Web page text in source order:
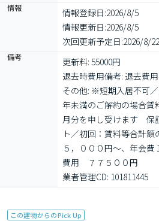
情報 情報登録日:2026/8/5
情報更新日:2026/8/5
次回更新予定日:2026/8/22
備考
更新料: 55000円
退去時費用備考: 退去費
その他: ※短期入居不可
年未満のご解約の場合賃
月分を申し受けます　保
ト／初回：賃料等合計
５，０００円～、年会
費用　７７５００円
業者管理CD: 101811445
この建物からのPick Up